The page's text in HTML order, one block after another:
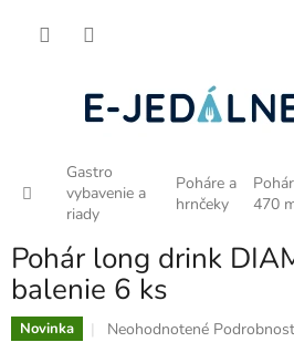
Domov
Gastro
vybavenie a
riady
Poháre a
hrnčeky
470
Pohár long drink
balenie 6 ks
Novinka
Priemerné
Neohodnotené